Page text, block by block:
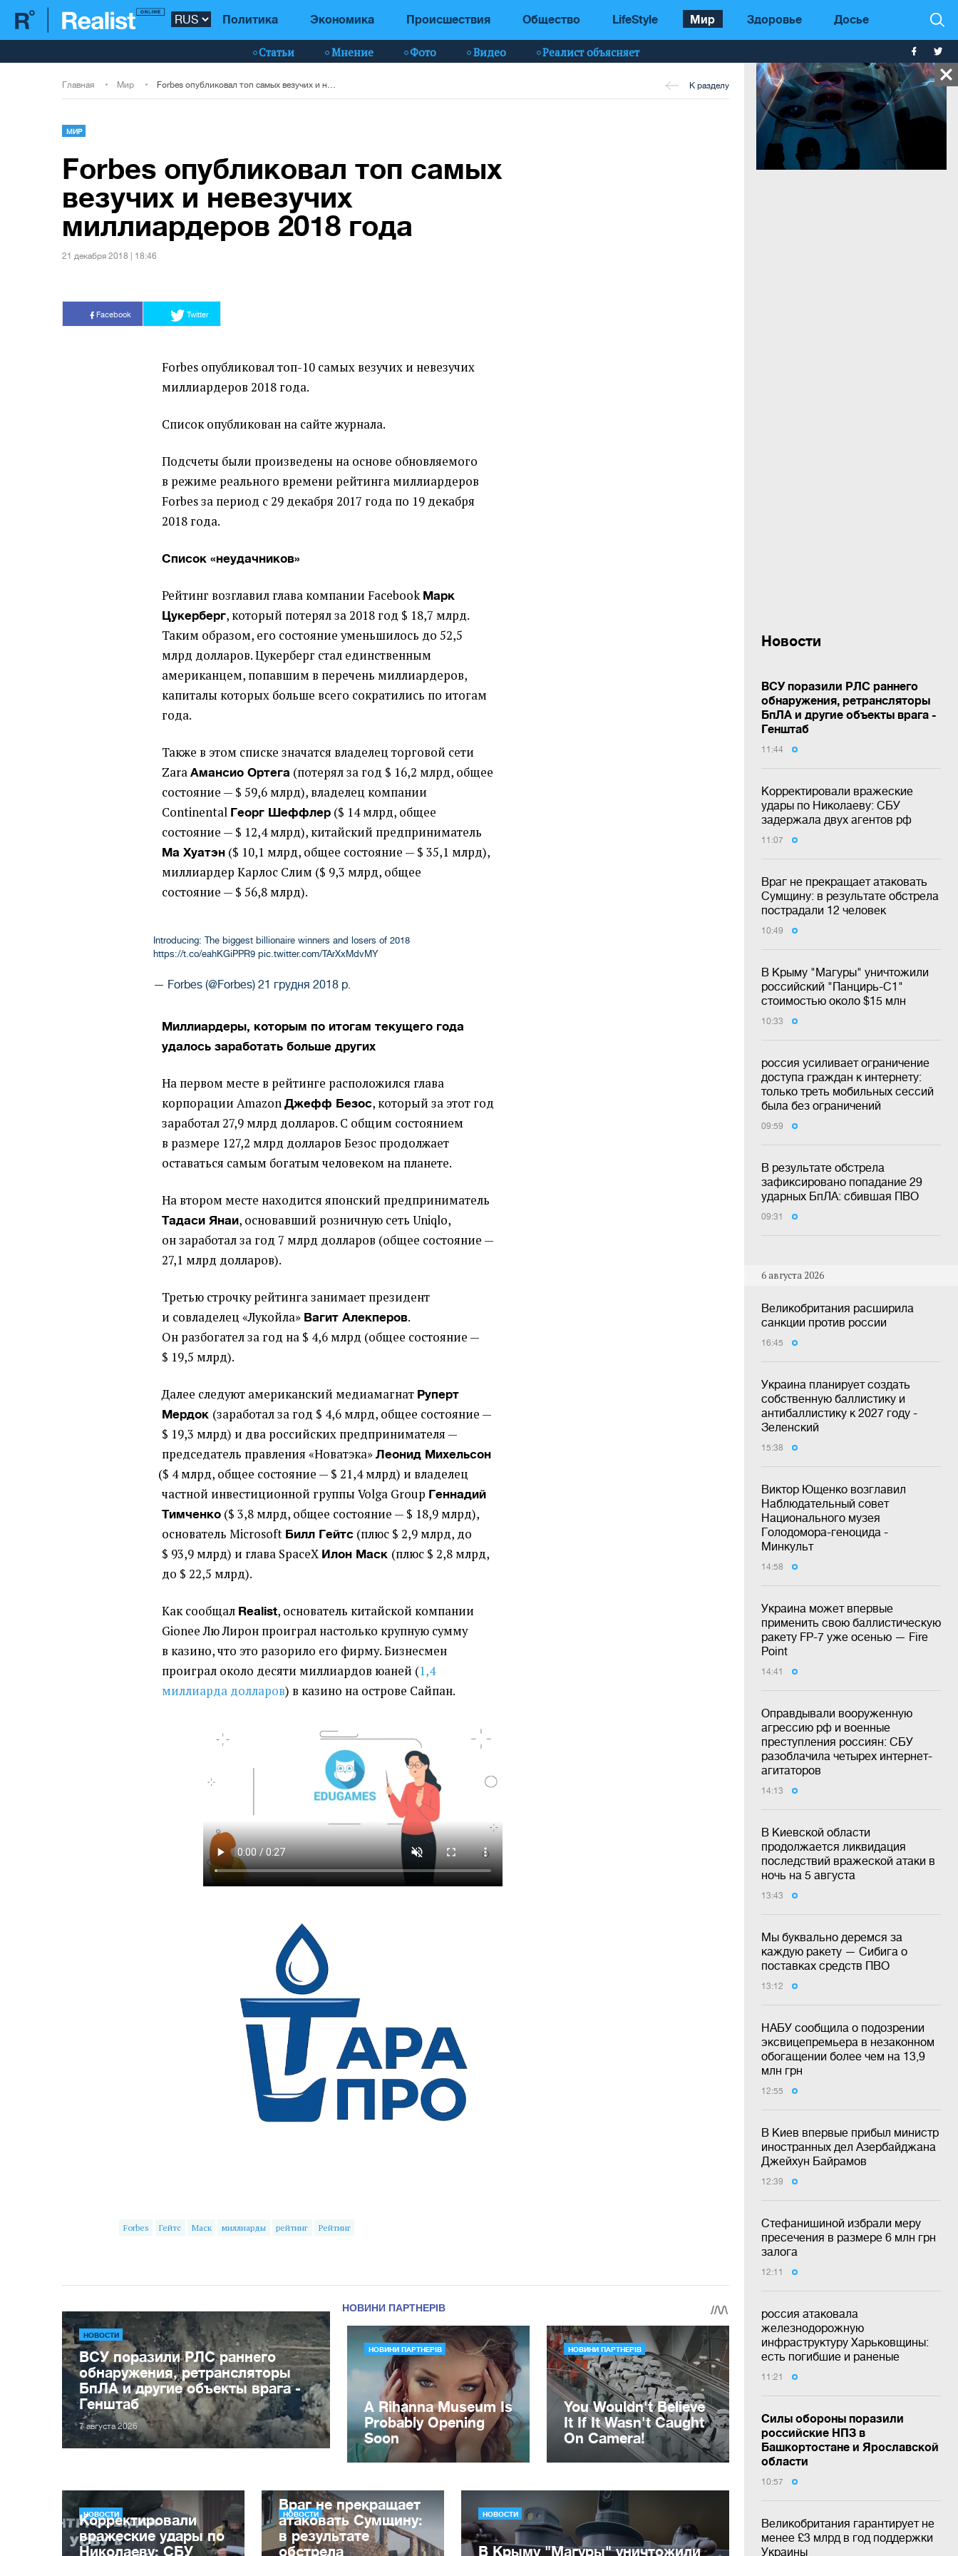
Политика Экономика Происшествия Общество LifeStyle Мир Здоровье Досье
Статьи Мнение Фото Видео Реалист объясняет
Новости
ВСУ поразили РЛС раннего
обнаружения, ретрансляторы
БпЛА и другие объекты врага -
Генштаб
11:44
Корректировали вражеские
удары по Николаеву: СБУ
задержала двух агентов рф
11:07
Враг не прекращает атаковать
Сумщину: в результате обстрела
пострадали 12 человек
10:49
В Крыму "Магуры" уничтожили
российский "Панцирь-С1"
стоимостью около $15 млн
10:33
россия усиливает ограничение
доступа граждан к интернету:
только треть мобильных сессий
была без ограничений
09:59
В результате обстрела
зафиксировано попадание 29
ударных БпЛА: сбившая ПВО
09:31
6 августа 2026
Великобритания расширила
санкции против россии
16:45
Украина планирует создать
собственную баллистику и
антибаллистику к 2027 году -
Зеленский
15:38
Виктор Ющенко возглавил
Наблюдательный совет
Национального музея
Голодомора-геноцида -
Минкульт
14:58
Украина может впервые
применить свою баллистическую
ракету FP-7 уже осенью — Fire
Point
14:41
Оправдывали вооруженную
агрессию рф и военные
преступления россиян: СБУ
разоблачила четырех интернет-
агитаторов
14:13
В Киевской области
продолжается ликвидация
последствий вражеской атаки в
ночь на 5 августа
13:43
Мы буквально деремся за
каждую ракету — Сибига о
поставках средств ПВО
13:12
НАБУ сообщила о подозрении
эксвицепремьера в незаконном
обогащении более чем на 13,9
млн грн
12:55
В Киев впервые прибыл министр
иностранных дел Азербайджана
Джейхун Байрамов
12:39
Стефанишиной избрали меру
пресечения в размере 6 млн грн
залога
12:11
россия атаковала
железнодорожную
инфраструктуру Харьковщины:
есть погибшие и раненые
11:21
Силы обороны поразили
российские НПЗ в
Башкортостане и Ярославской
области
10:57
Великобритания гарантирует не
менее £3 млрд в год поддержки
Украины
Главная Мир К разделу
МИР
Forbes опубликовал топ самых
везучих и невезучих
миллиардеров 2018 года
21 декабря 2018 | 18:46
Facebook Twitter
Forbes опубликовал топ-10 самых везучих и невезучих
миллиардеров 2018 года.
Список опубликован на сайте журнала.
Подсчеты были произведены на основе обновляемого
в режиме реального времени рейтинга миллиардеров
Forbes за период с 29 декабря 2017 года по 19 декабря
2018 года.
Список «неудачников»
Рейтинг возглавил глава компании Facebook Марк
Цукерберг, который потерял за 2018 год $ 18,7 млрд.
Таким образом, его состояние уменьшилось до 52,5
млрд долларов. Цукерберг стал единственным
американцем, попавшим в перечень миллиардеров,
капиталы которых больше всего сократились по итогам
года.
Также в этом списке значатся владелец торговой сети
ZaraАмансио Ортега (потерял за год $ 16,2 млрд, общее
состояние — $ 59,6 млрд), владелец компании
Continental Георг Шеффлер ($ 14 млрд, общее
состояние — $ 12,4 млрд), китайский предприниматель
Ма Хуатэн ($ 10,1 млрд, общее состояние — $ 35,1 млрд),
миллиардер Карлос Слим ($ 9,3 млрд, общее
состояние — $ 56,8 млрд).
Introducing: The biggest billionaire winners and losers of 2018
https://t.co/eahKGiPPR9 pic.twitter.com/TArXxMdvMY
— Forbes (@Forbes)21 грудня 2018 р.
Миллиардеры, которым по итогам текущего года
удалось заработать больше других
На первом месте в рейтинге расположился глава
корпорации AmazonДжефф Безос, который за этот год
заработал 27,9 млрд долларов. С общим состоянием
в размере 127,2 млрд долларов Безос продолжает
оставаться самым богатым человеком на планете.
На втором месте находится японский предприниматель
Тадаси Янаи, основавший розничную сеть Uniqlo,
он заработал за год 7 млрд долларов (общее состояние —
27,1 млрд долларов).
Третью строчку рейтинга занимает президент
и совладелец «Лукойла» Вагит Алекперов.
Он разбогател за год на $ 4,6 млрд (общее состояние —
$ 19,5 млрд).
Далее следуют американский медиамагнат Руперт
Мердок (заработал за год $ 4,6 млрд, общее состояние —
$ 19,3 млрд) и два российских предпринимателя —
председатель правления «Новатэка»Леонид Михельсон
($ 4 млрд, общее состояние — $ 21,4 млрд) и владелец
частной инвестиционной группы Volga Group Геннадий
Тимченко ($ 3,8 млрд, общее состояние — $ 18,9 млрд),
основатель Microsoft Билл Гейтс (плюс $ 2,9 млрд, до
$ 93,9 млрд) и глава SpaceX Илон Маск (плюс $ 2,8 млрд,
до $ 22,5 млрд).
Как сообщал Realist, основатель китайской компании
Gionee Лю Лирон проиграл настолько крупную сумму
в казино, что это разорило его фирму. Бизнесмен
проиграл около десяти миллиардов юаней (1,4
миллиарда долларов) в казино на острове Сайпан.
Forbes Гейтс Маск миллиарды рейтинг Рейтинг
НОВОСТИ
ВСУ поразили РЛС раннего
обнаружения, ретрансляторы
БпЛА и другие объекты врага -
Генштаб
7 августа 2026
НОВОСТИ
Корректировали
вражеские удары по
Николаеву: СБУ
НОВОСТИ
Враг не прекращает
атаковать Сумщину:
в результате
обстрела
НОВОСТИ
В Крыму "Магуры" уничтожили